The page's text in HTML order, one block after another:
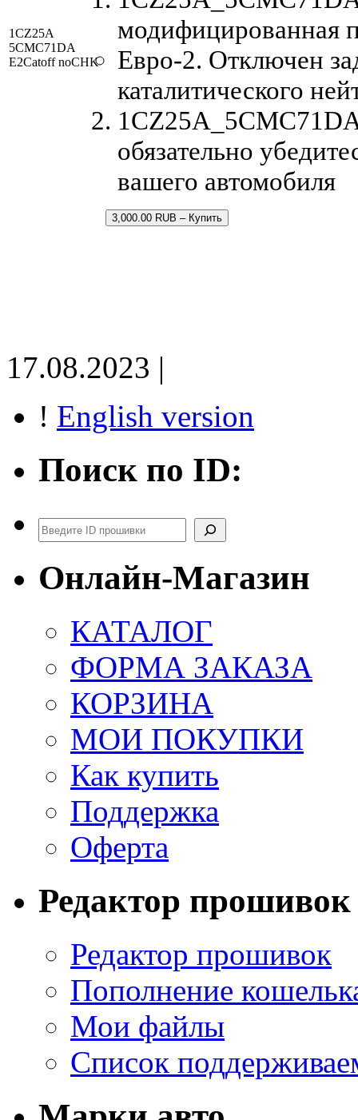
1CZ25A
5CMC71DA
E2Catoff noCHK
модифицированная
Евро-2. Отключен
каталитического
обязательно
вашего автомобиля
3,000.00 RUB – Купить
17.08.2023 |
! English version
Поиск по ID:
Поиск
Онлайн-Магазин
КАТАЛОГ
ФОРМА ЗАКАЗА
КОРЗИНА
МОИ ПОКУПКИ
Как купить
Поддержка
Оферта
Редактор прошивок
Редактор прошивок
Пополнение
Мои файлы
Список